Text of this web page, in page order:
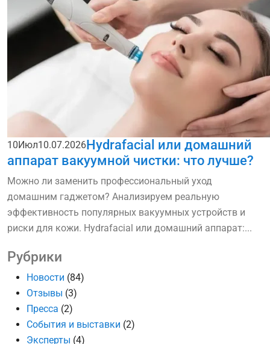
10Июл10.07.2026Hydrafacial или домашний
аппарат вакуумной чистки: что лучше?
Можно ли заменить профессиональный уход
домашним гаджетом? Анализируем реальную
эффективность популярных вакуумных устройств и
риски для кожи. Hydrafacial или домашний аппарат:...
Рубрики
Новости (84)
Отзывы (3)
Пресса (2)
События и выставки (2)
Эксперты (4)